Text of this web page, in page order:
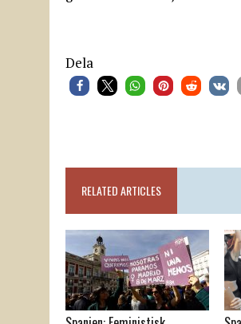
Dela
RELATED ARTICLES